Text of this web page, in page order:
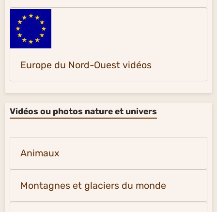
Europe du Nord-Ouest vidéos
Vidéos ou photos nature et univers
Animaux
Montagnes et glaciers du monde